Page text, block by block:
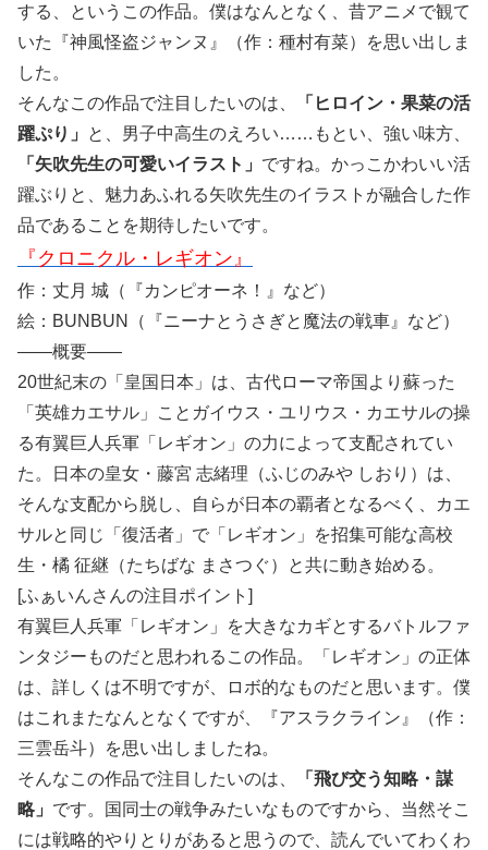
する、というこの作品。僕はなんとなく、昔アニメで観て
いた『神風怪盗ジャンヌ』（作：種村有菜）を思い出しま
した。
そんなこの作品で注目したいのは、
「ヒロイン・果菜の活
躍ぷり」
と、男子中高生のえろい……もとい、強い味方、
「矢吹先生の可愛いイラスト」 ですね。かっこかわいい活
躍ぶりと、魅力あふれる矢吹先生のイラストが融合した作
品であることを期待したいです。
『クロニクル・レギオン』
作：丈月 城（『カンピオーネ！』など）
絵：BUNBUN（『ニーナとうさぎと魔法の戦車』など）
――概要――
20世紀末の「皇国日本」は、古代ローマ帝国より蘇った
「英雄カエサル」ことガイウス・ユリウス・カエサルの操
る有翼巨人兵軍「レギオン」の力によって支配されてい
た。日本の皇女・藤宮 志緒理（ふじのみや しおり）は、
そんな支配から脱し、自らが日本の覇者となるべく、カエ
サルと同じ「復活者」で「レギオン」を招集可能な高校
生・橘 征継（たちばな まさつぐ）と共に動き始める。
[ふぁいんさんの注目ポイント]
有翼巨人兵軍「レギオン」を大きなカギとするバトルファ
ンタジーものだと思われるこの作品。「レギオン」の正体
は、詳しくは不明ですが、ロボ的なものだと思います。僕
はこれまたなんとなくですが、『アスラクライン』（作：
三雲岳斗）を思い出しましたね。
そんなこの作品で注目したいのは、
「飛び交う知略・謀
略」 です。国同士の戦争みたいなものですから、当然そこ
には戦略的やりとりがあると思うので、読んでいてわくわ